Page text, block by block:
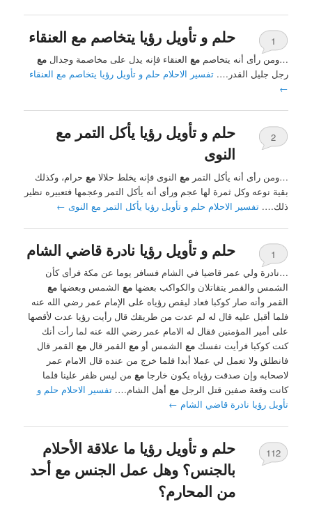
حلم و تأويل رؤيا يتخاصم مع العنقاء
1
…ومن رأى أنه يتخاصممع العنقاء فإنه يدل على مخاصمة وجدالمع
رجل جليل القدر….تفسير الاحلام حلم و تأويل رؤيا يتخاصم مع العنقاء
←
حلم و تأويل رؤيا يأكل التمر مع
النوى
2
…ومن رأى أنه يأكل التمرمع النوى فإنه يخلط حلالامع حرام، وكذلك
بقية نوعه وكل ثمرة لها عجم ورأى أنه يأكل التمر وعجمها فتعبيره نظير
ذلك….تفسير الاحلام حلم و تأويل رؤيا يأكل التمر مع النوى ←
حلم و تأويل رؤيا نادرة قاضي الشام
1
…نادرة ولي عمر قاضيا في الشام فسافر يوما عن مكة فرأى كأن
الشمس والقمر يتقاتلان والكواكب بعضهامع الشمس وبعضهامع
القمر وأنه صار كوكبا فعاد ليقص رؤياه على الإمام عمر رضي الله عنه
فلما أقبل عليه قال له لم عدت من طريقك قال رأيت رؤيا عدت لأقصها
على أمير المؤمنين فقال له الامام عمر رضي الله عنه لما رأت أنك
كنت كوكبا فرأيت نفسكمع الشمس أومع القمر قالمع القمر قال
فانطلق ولا تعمل لي عملا أبدا فلما خرج من عنده قال الامام عمر
لاصحابه وإن صدقت رؤياه يكون خارجامع من ليس ظفر علينا فلما
كانت وقعة صفين قتل الرجلمع أهل الشام….تفسير الاحلام حلم و
تأويل رؤيا نادرة قاضي الشام ←
حلم و تأويل رؤيا ما علاقة الأحلام
بالجنس؟ وهل عمل الجنس مع أحد
من المحارم؟
112